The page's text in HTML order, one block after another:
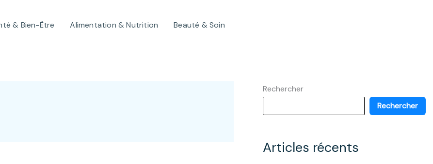
& Bien-Être Alimentation & Nutrition Beauté & Soin
Rechercher
Rechercher
Articles récents